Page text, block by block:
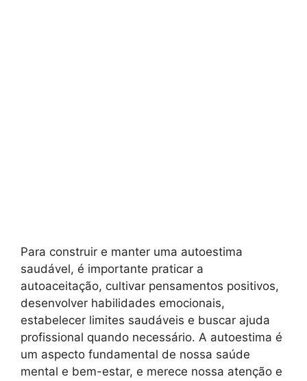
Para construir e manter uma autoestima
saudável, é importante praticar a
autoaceitação, cultivar pensamentos positivos,
desenvolver habilidades emocionais,
estabelecer limites saudáveis e buscar ajuda
profissional quando necessário. A autoestima é
um aspecto fundamental de nossa saúde
mental e bem-estar, e merece nossa atenção e